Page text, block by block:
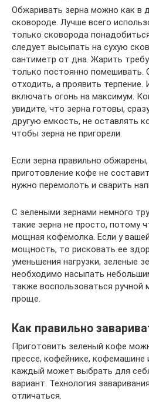
Обжаривать зерна можно как в
сковороде. Лучше всего
только сковорода
следует высыпать на сухую
сантиметр от дна. Жарить
только постоянно помешивать.
отходить, а проявить терпение.
включать огонь на максимум.
увидите, что зерна готовы,
другую емкость, не оставлять
чтобы зерна не пригорели.
Если зерна правильно
приготовление кофе не
нужно перемолоть и сварить
С зелеными зернами немного
такие зерна не просто, потому
мощная кофемолка. Если у
мощность, то рисковать ее
уменьшения нагрузки, зеленые
необходимо насыпать
также воспользоваться ручной
проще.
Как правильно
Приготовить зеленый кофе
прессе, кофейнике,
каждый может выбрать для
вариант. Технология
отличаться.